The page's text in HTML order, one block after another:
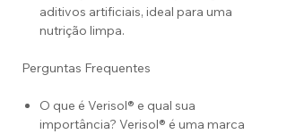
aditivos artificiais, ideal para uma
nutrição limpa.
Perguntas Frequentes
O que é Verisol® e qual sua
importância? Verisol® é uma marca